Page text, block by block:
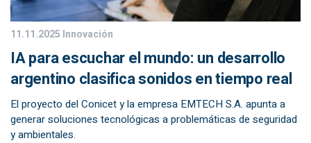
11.11.2025 Innovación
IA para escuchar el mundo: un desarrollo
argentino clasifica sonidos en tiempo real
El proyecto del Conicet y la empresa EMTECH S.A. apunta a
generar soluciones tecnológicas a problemáticas de seguridad
y ambientales.